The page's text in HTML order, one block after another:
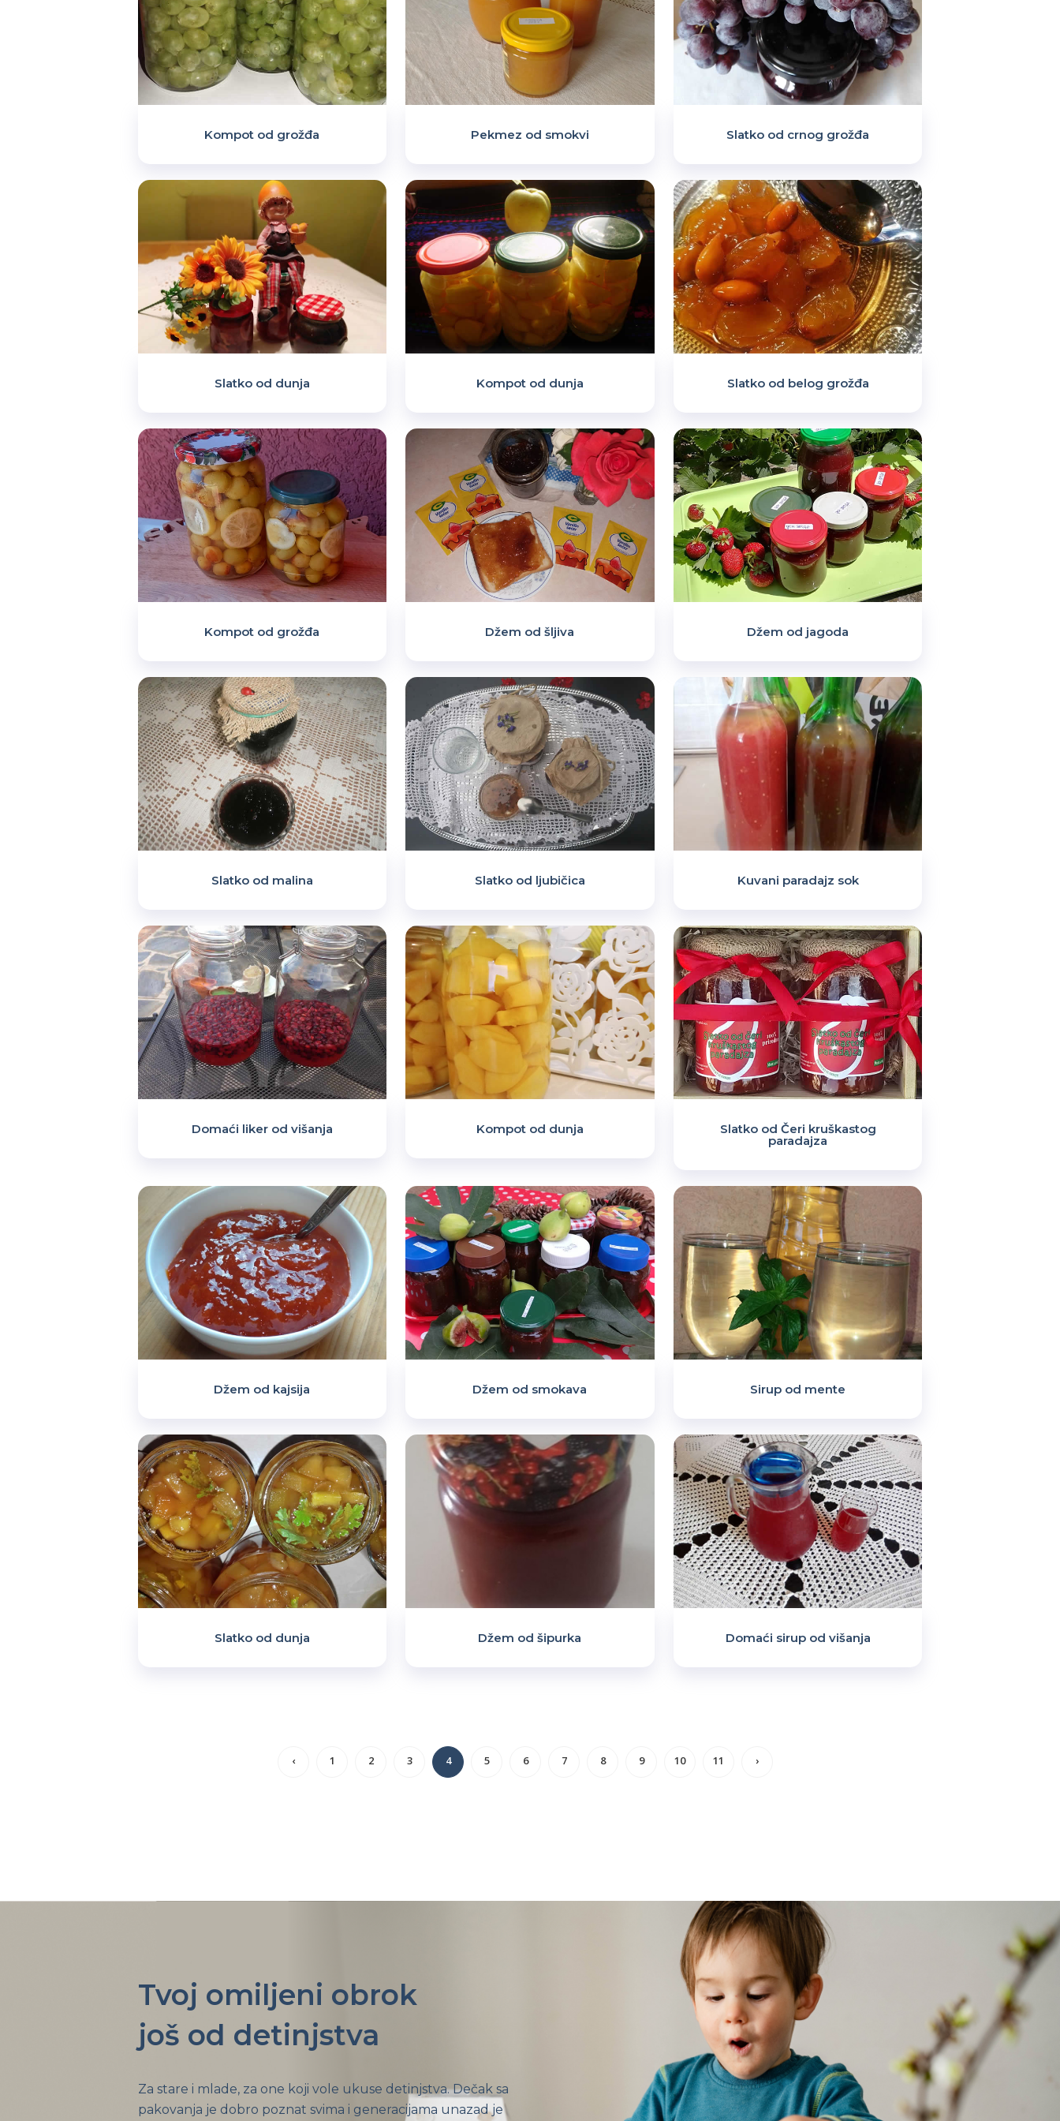
Kompot od grožđa Pekmez od smokvi Slatko od crnog grožđa
Slatko od dunja Kompot od dunja Slatko od belog grožđa
Kompot od grožđa Džem od šljiva Džem od jagoda
Slatko od malina Slatko od ljubičica Kuvani paradajz sok
Domaći liker od višanja Kompot od dunja Slatko od Čeri kruškastog
paradajza
Džem od kajsija Džem od smokava Sirup od mente
Slatko od dunja Džem od šipurka Domaći sirup od višanja
‹ 1 2 3 4 5 6 7 8 9 10 11 ›
Tvoj omiljeni obrok
još od detinjstva
Za stare i mlade, za one koji vole ukuse detinjstva. Dečak sa
pakovanja je dobro poznat svima i generacijama unazad je